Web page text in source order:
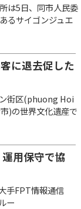
は5日、同市人民委
るサイゴンジュエ
に退去促した
街区(phuong Hoi
)の世界文化遺産で
用保守で協
手FPT情報通信
ー